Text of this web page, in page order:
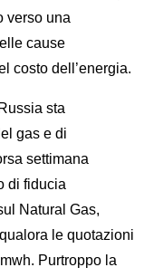
verso una
cause
costo dell’energia.
sta
gas e di
settimana
di fiducia
Natural Gas,
le quotazioni
Purtroppo la